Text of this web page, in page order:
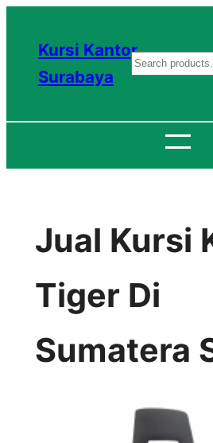
konten
Kursi Kantor
Surabaya
S
a
c
Jual Kursi
Tiger Di
Sumatera